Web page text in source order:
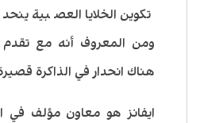
تكوين الخلايا العصبية
ومن المعروف أنه مع تقدم
هناك انحدار في الذاكرة
ايفانز هو معاون مؤلف في